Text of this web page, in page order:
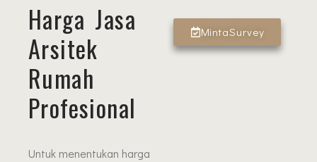
MintaSurvey
Harga Jasa
Arsitek
Rumah
Profesional
Untuk menentukan harga